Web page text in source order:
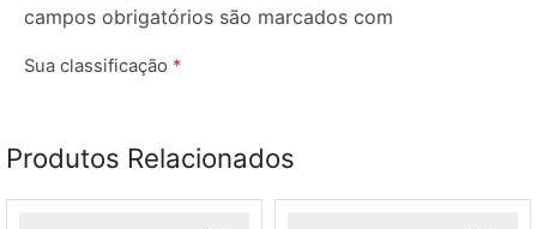
campos obrigatórios são marcados com
Sua classificação *
Produtos Relacionados